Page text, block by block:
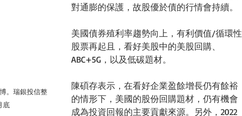
。瑞銀投信整
底
對通膨的保護，故股優於債的行情會持續。
美國債券殖利率趨勢向上，有利價值/循環性
股票再起且，看好美股中的美股回購、
ABC+5G，以及低碳題材。
陳碩存表示，在看好企業盈餘增長仍有餘裕
的情形下，美國的股份回購題材，仍有機會
成為投資回報的主要貢獻來源。另外，2022